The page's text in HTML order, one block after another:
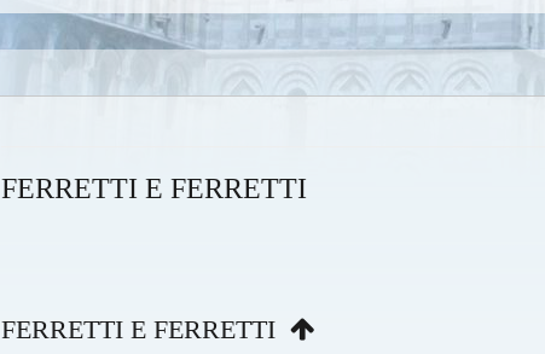
FERRETTI E FERRETTI
FERRETTI E FERRETTI